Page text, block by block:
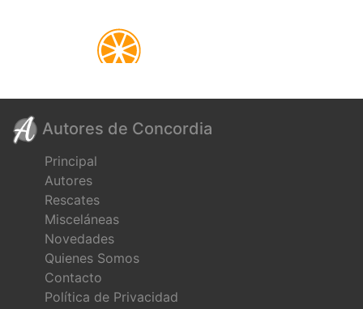
Autores de Concordia
Principal
Autores
Rescates
Misceláneas
Novedades
Quienes Somos
Contacto
Política de Privacidad